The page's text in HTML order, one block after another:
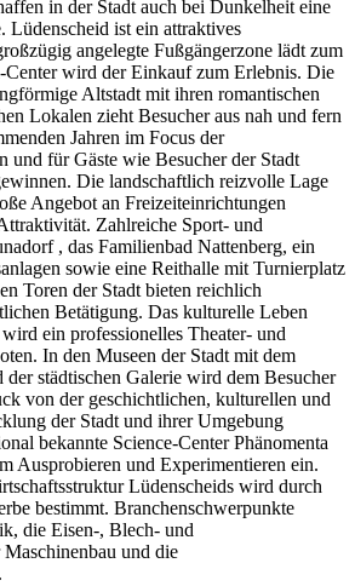
in der Stadt auch bei Dunkelheit eine
Lüdenscheid ist ein attraktives
angelegte Fußgängerzone lädt zum
wird der Einkauf zum Erlebnis. Die
Altstadt mit ihren romantischen
Lokalen zieht Besucher aus nah und fern
Jahren im Focus der
und für Gäste wie Besucher der Stadt
Die landschaftlich reizvolle Lage
Angebot an Freizeiteinrichtungen
Zahlreiche Sport- und
, das Familienbad Nattenberg, ein
sowie eine Reithalle mit Turnierplatz
Toren der Stadt bieten reichlich
Betätigung. Das kulturelle Leben
ein professionelles Theater- und
In den Museen der Stadt mit dem
der städtischen Galerie wird dem Besucher
von der geschichtlichen, kulturellen und
der Stadt und ihrer Umgebung
bekannte Science-Center Phänomenta
Ausprobieren und Experimentieren ein.
Lüdenscheids wird durch
bestimmt. Branchenschwerpunkte
die Eisen-, Blech- und
und die